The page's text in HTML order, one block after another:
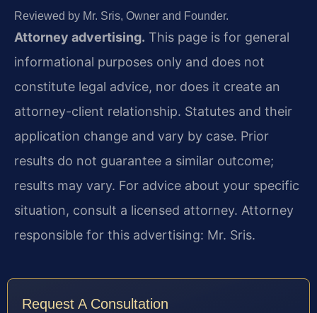
Reviewed by Mr. Sris, Owner and Founder.
Attorney advertising. This page is for general
informational purposes only and does not
constitute legal advice, nor does it create an
attorney-client relationship. Statutes and their
application change and vary by case. Prior
results do not guarantee a similar outcome;
results may vary. For advice about your specific
situation, consult a licensed attorney. Attorney
responsible for this advertising: Mr. Sris.
Request A Consultation